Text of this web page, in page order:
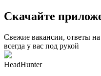
Скачайте
Свежие вакансии, ответы
всегда у вас под рукой
HeadHunter